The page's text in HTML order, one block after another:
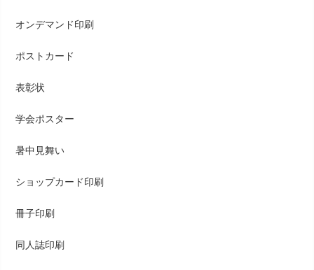
オンデマンド印刷
ポストカード
表彰状
学会ポスター
暑中見舞い
ショップカード印刷
冊子印刷
同人誌印刷